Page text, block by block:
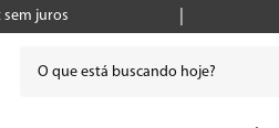
sem juros